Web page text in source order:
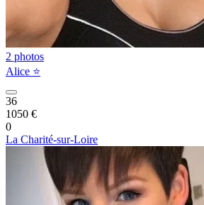
2 photos
Alice ⭐️
36
1050 €
0
La Charité-sur-Loire